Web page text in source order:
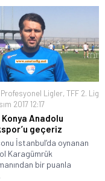
Profesyonel Ligler, TFF 2. Lig
2017 12:17
Anadolu
geçeriz
İstanbul’da oynanan
Karagümrük
bir puanla